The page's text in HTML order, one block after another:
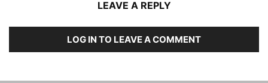
LEAVE A REPLY
LOG IN TO LEAVE A COMMENT